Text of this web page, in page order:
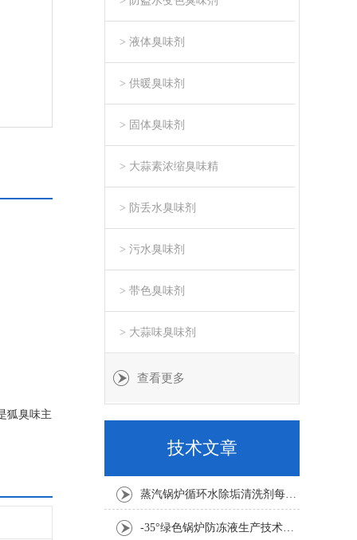
狐臭味主
> 液体臭味剂
> 供暖臭味剂
> 固体臭味剂
> 大蒜素浓缩臭味精
> 防丢水臭味剂
> 污水臭味剂
> 带色臭味剂
> 大蒜味臭味剂
查看更多
技术文章
蒸汽锅炉循环水除垢清洗剂每吨水用量
-35°绿色锅炉防冻液生产技术要求